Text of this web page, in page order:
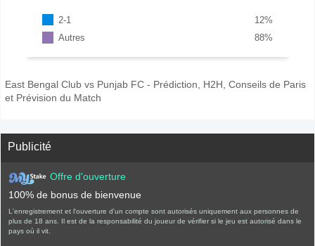
2-1 %
12
Autres
%
88
East Bengal Club vs Punjab FC - Prédiction, H2H, Conseils de Paris
et Prévision du Match
Publicité
Offre d'ouverture
100% de bonus de bienvenue
L'enregistrement et l'ouverture d'un compte sont autorisés uniquement aux personnes de
plus de 18 ans. Il est de la responsabilité du joueur de vérifier si le jeu est autorisé dans le
pays où il vit.